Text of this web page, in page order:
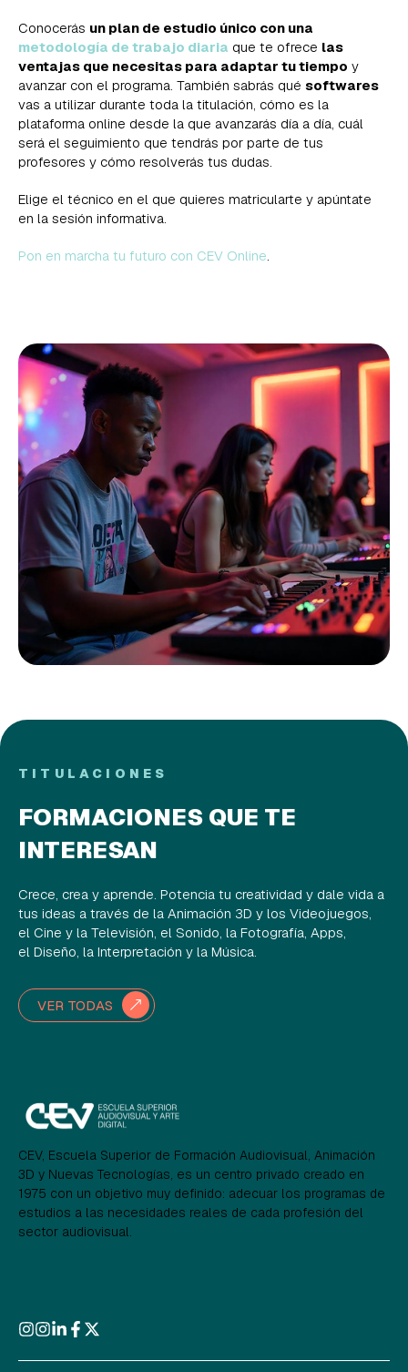
Conocerás un plan de estudio único con una
metodología de trabajo diaria que te ofrece las
ventajas que necesitas para adaptar tu tiempo y
avanzar con el programa. También sabrás qué softwares
vas a utilizar durante toda la titulación, cómo es la
plataforma online desde la que avanzarás día a día, cuál
será el seguimiento que tendrás por parte de tus
profesores y cómo resolverás tus dudas.
Elige el técnico en el que quieres matricularte y apúntate
en la sesión informativa.
Pon en marcha tu futuro con CEV Online
TITULACIONES
FORMACIONES QUE TE
INTERESAN
Crece, crea y aprende. Potencia tu creatividad y dale vida a
tus ideas a través de la Animación 3D y los Videojuegos,
el Cine y la Televisión, el Sonido, la Fotografía, Apps,
el Diseño, la Interpretación y la Música.
VER TODAS
CEV, Escuela Superior de Formación Audiovisual, Animación
3D y Nuevas Tecnologías, es un centro privado creado en
1975 con un objetivo muy definido: adecuar los programas de
estudios a las necesidades reales de cada profesión del
sector audiovisual.